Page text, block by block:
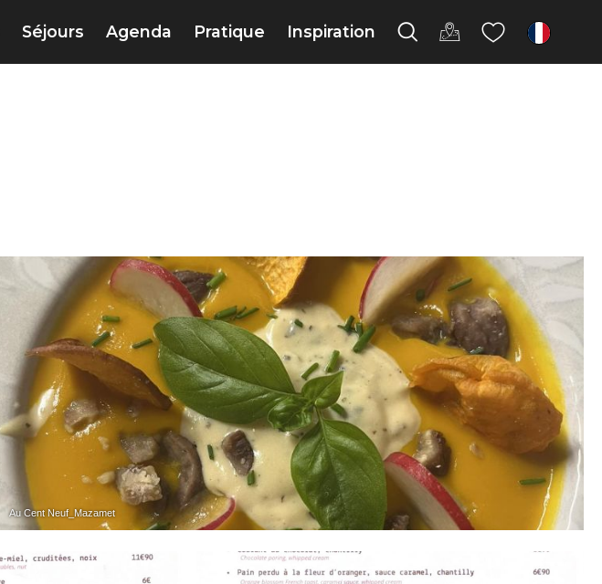
Séjours Agenda Pratique Inspiration fr
Au Cent Neuf_Mazamet